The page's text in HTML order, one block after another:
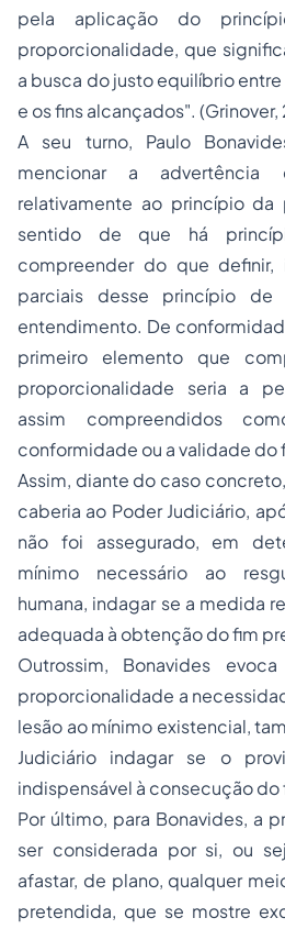
pela aplicação do
proporcionalidade, que
a busca do justo equilíbrio
e os fins alcançados". (Grinover,
A seu turno, Paulo
mencionar a advertência
relativamente ao princípio da
sentido de que há
compreender do que definir,
parciais desse princípio
entendimento. De
primeiro elemento que
proporcionalidade seria a
assim compreendidos
conformidade ou a validade do
Assim, diante do caso
caberia ao Poder Judiciário,
não foi assegurado, em
mínimo necessário ao
humana, indagar se a medida
adequada à obtenção do fim
Outrossim, Bonavides
proporcionalidade a
lesão ao mínimo existencial,
Judiciário indagar se o
indispensável à consecução
Por último, para Bonavides, a
ser considerada por si, ou
afastar, de plano, qualquer
pretendida, que se mostre